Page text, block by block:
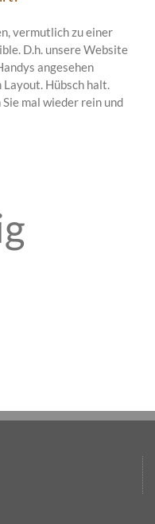
vermutlich zu einer
D.h. unsere Website
angesehen
Hübsch halt.
mal wieder rein und